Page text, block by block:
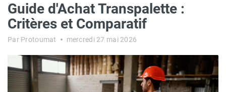
Guide d'Achat Transpalette :
Critères et Comparatif
Par Protoumat mercredi 27 mai 2026